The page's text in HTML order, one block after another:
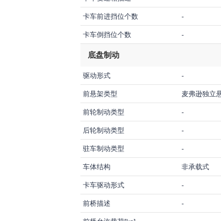
卡车前进挡位个数 -
卡车倒挡位个数 -
底盘制动
驱动形式 -
前悬架类型 麦弗逊独立
前轮制动类型 -
后轮制动类型 -
驻车制动类型 -
车体结构 非承载式
卡车驱动形式 -
前桥描述 -